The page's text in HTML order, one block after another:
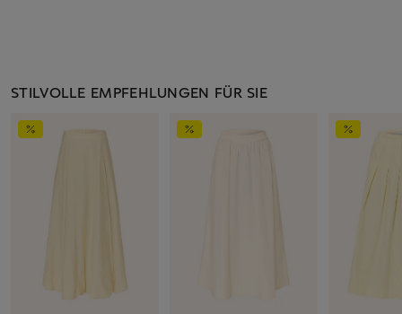
STILVOLLE EMPFEHLUNGEN FÜR SIE